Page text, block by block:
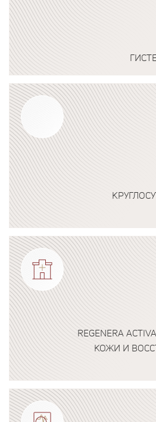
Подробнее о программе
Подробнее о программе
REGENERA
КОЖИ И
Подробнее о программе